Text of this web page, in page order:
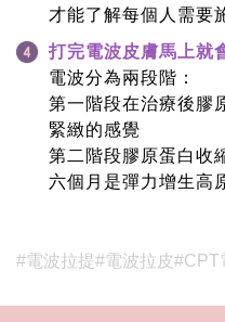
才能了解每個人需要
打完電波皮膚馬上就
電波分為兩段階：
第一階段在治療後膠
緊緻的感覺
第二階段膠原蛋白收
六個月是彈力增生高
#電波拉提#電波拉皮#CPT